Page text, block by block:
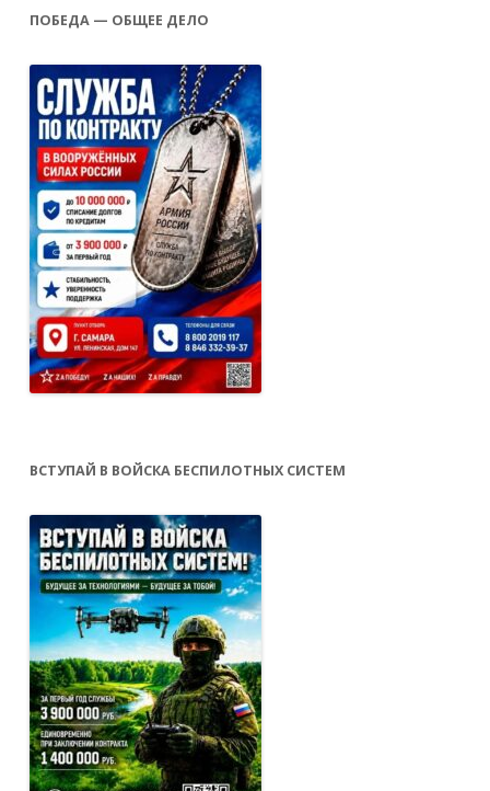
ПОБЕДА — ОБЩЕЕ ДЕЛО
ВСТУПАЙ В ВОЙСКА БЕСПИЛОТНЫХ СИСТЕМ